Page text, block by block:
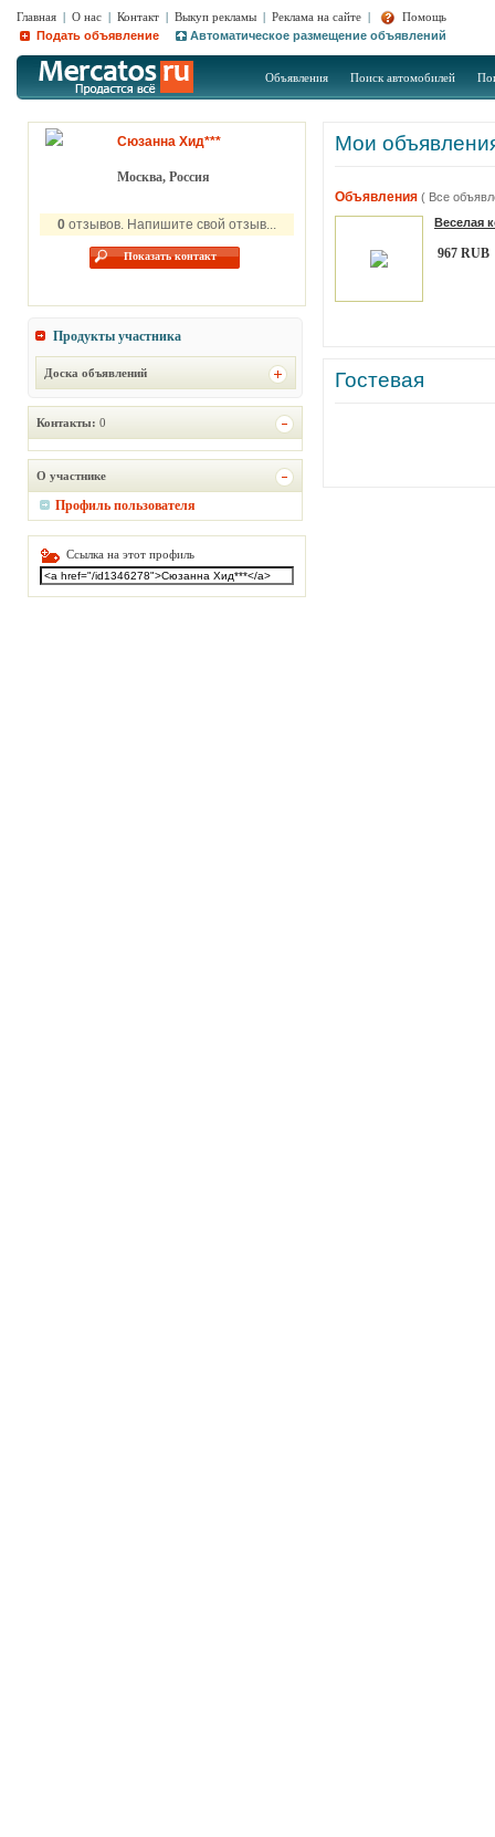
Главная | О нас | Контакт | Выкуп рекламы | Реклама на сайте |
Помощь
Подать объявление
Автоматическое размещение объявлений
Объявления Поиск автомобилей
Сюзанна Хид***
Москва, Россия
0 отзывов. Напишите свой отзыв...
Показать контакт
Продукты участника
Доска объявлений
Контакты: 0
О участнике
Профиль пользователя
Ссылка на этот профиль
Мои
Объявления ( Все
Веселая
967 RUB
Гостевая